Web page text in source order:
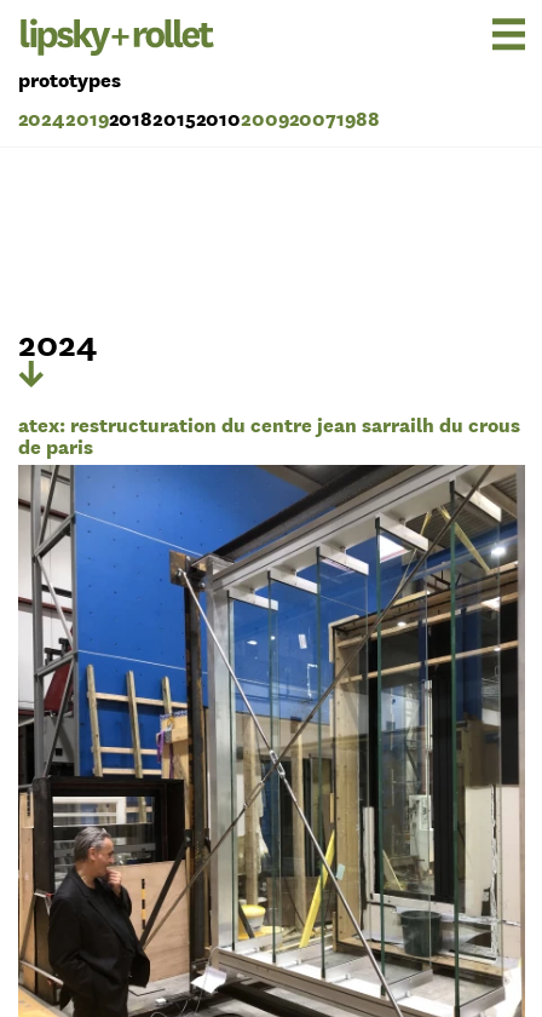
prototypes
20242019201820152010200920071988
2024
atex: restructuration du centre jean sarrailh du crous
de paris